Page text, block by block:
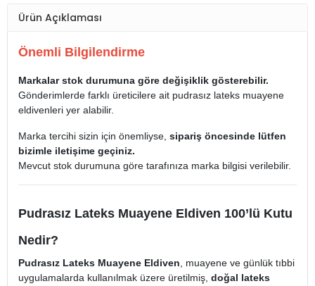
Ürün Açıklaması
Önemli Bilgilendirme
Markalar stok durumuna göre değişiklik gösterebilir.
Gönderimlerde farklı üreticilere ait pudrasız lateks muayene
eldivenleri yer alabilir.
Marka tercihi sizin için önemliyse, sipariş öncesinde lütfen
bizimle iletişime geçiniz.
Mevcut stok durumuna göre tarafınıza marka bilgisi verilebilir.
Pudrasız Lateks Muayene Eldiven 100’lü Kutu
Nedir?
Pudrasız Lateks Muayene Eldiven, muayene ve günlük tıbbi
uygulamalarda kullanılmak üzere üretilmiş, doğal lateks